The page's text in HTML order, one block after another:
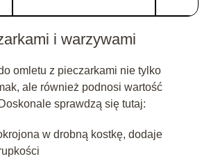
i warzywami
omletu z pieczarkami nie tylko
ale również podnosi wartość
sprawdzą się tutaj:
w drobną kostkę, dodaje